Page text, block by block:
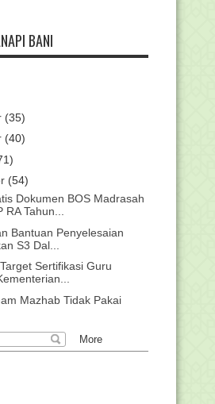
BANI
(35)
(40)
(54)
Dokumen BOS Madrasah
RA Tahun...
Bantuan Penyelesaian
S3 Dal...
Sertifikasi Guru
Mazhab Tidak Pakai
Kompetisi Robotik
Dibuka Hing...